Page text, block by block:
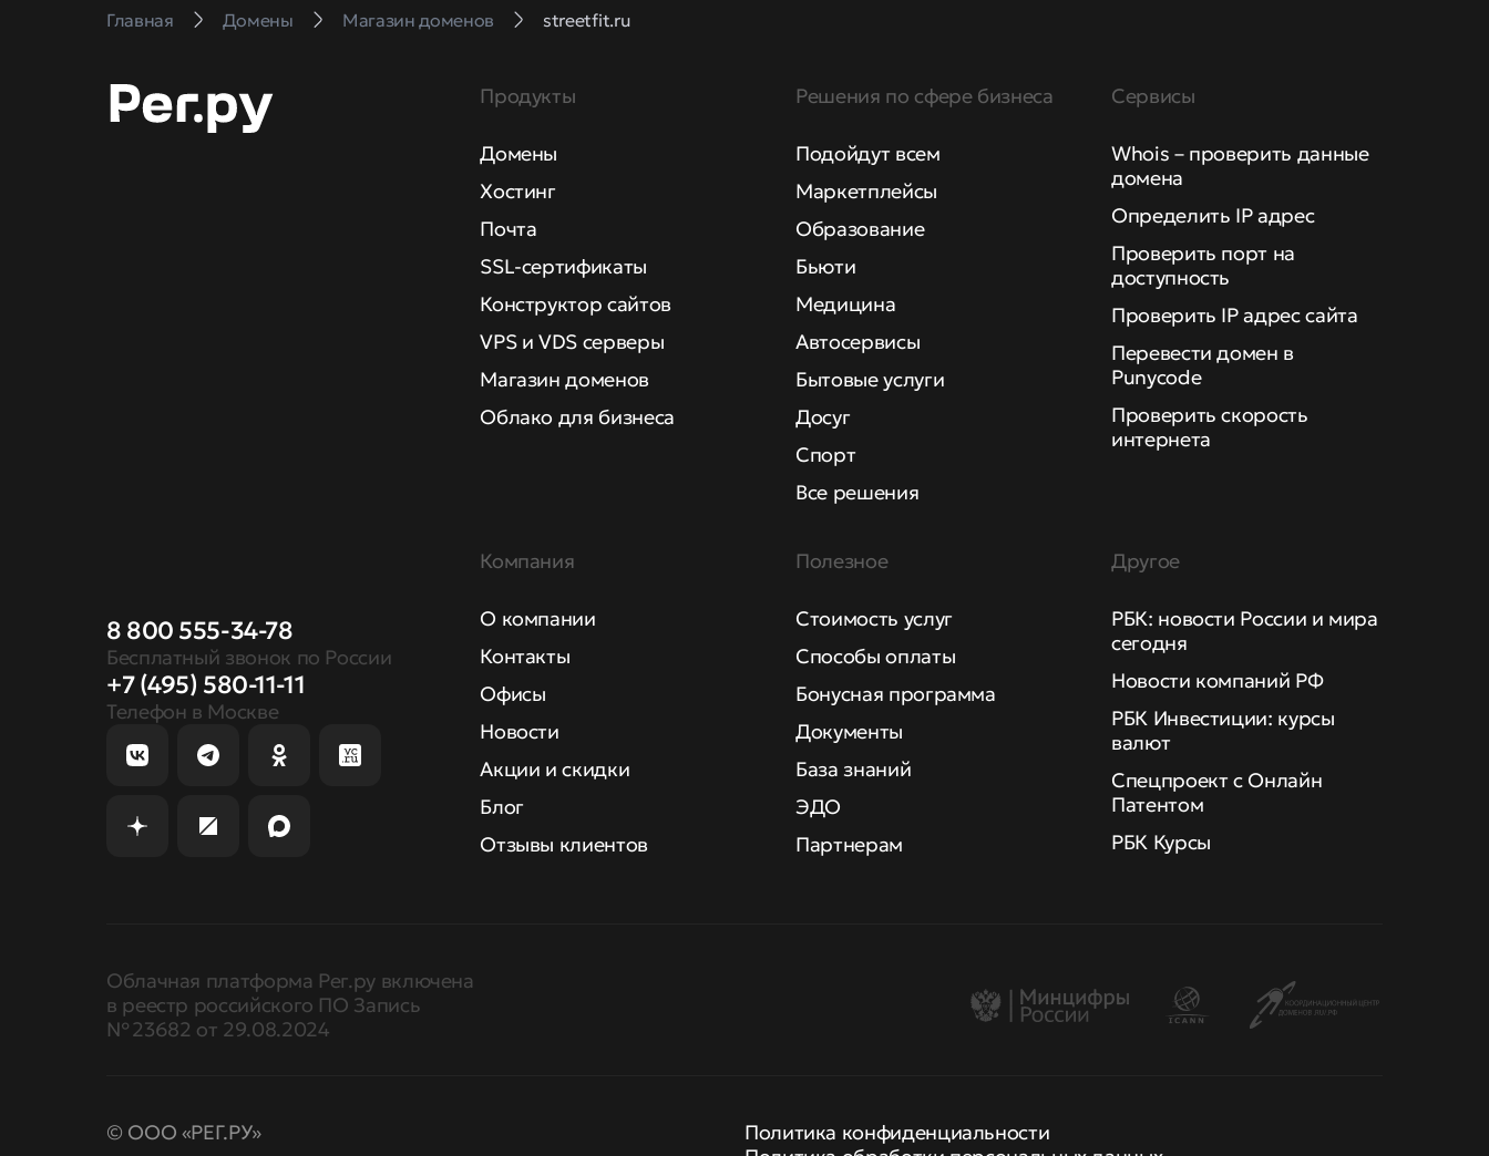
Главная Домены Магазин доменов streetfit.ru
8 800 555-34-78
Бесплатный звонок по России
+7 (495) 580-11-11
Телефон в Москве
Продукты
Домены
Хостинг
Почта
SSL-сертификаты
Конструктор сайтов
VPS и VDS серверы
Магазин доменов
Облако для бизнеса
Решения по сфере бизнеса
Подойдут всем
Маркетплейсы
Образование
Бьюти
Медицина
Автосервисы
Бытовые услуги
Досуг
Спорт
Все решения
Сервисы
Whois – проверить данные
домена
Определить IP адрес
Проверить порт на
доступность
Проверить IP адрес сайта
Перевести домен в
Punycode
Проверить скорость
интернета
Компания
О компании
Контакты
Офисы
Новости
Акции и скидки
Блог
Отзывы клиентов
Полезное
Стоимость услуг
Способы оплаты
Бонусная программа
Документы
База знаний
ЭДО
Партнерам
Другое
РБК: новости России и мира
сегодня
Новости компаний РФ
РБК Инвестиции: курсы
валют
Спецпроект с Онлайн
Патентом
РБК Курсы
Облачная платформа Рег.ру включена
в реестр российского ПО Запись
№ 23682 от 29.08.2024
© ООО «РЕГ.РУ»
Политика конфиденциальности